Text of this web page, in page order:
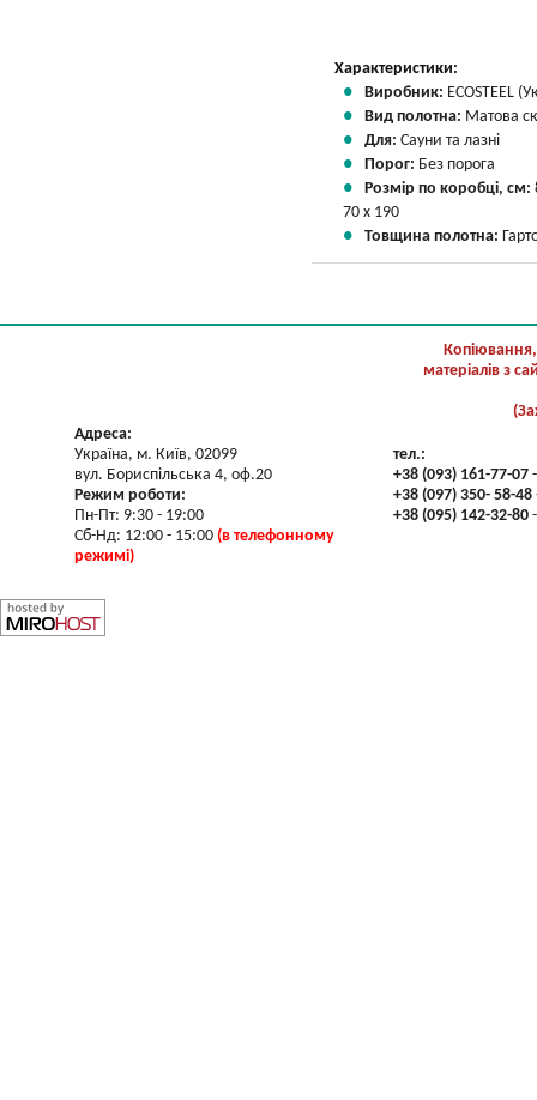
Характеристики:
Виробник: ECOSTEEL
Вид полотна: Матова
Для: Сауни та лазні
Порог: Без порога
Розмір по коробці, см:
70 х 190
Товщина полотна:
матеріалів з
Адреса:
Україна, м. Київ, 02099
вул. Бориспільська 4, оф.20
Режим роботи:
Пн-Пт: 9:30 - 19:00
Сб-Нд: 12:00 - 15:00 (в телефонному
режимі)
тел.:
+38 (093) 161-77-07
+38 (097) 350- 58-48
+38 (095) 142-32-80